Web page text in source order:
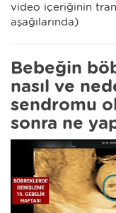
video içeriğinin
aşağılarında)
Bebeğin
nasıl ve
sendromu
sonra ne